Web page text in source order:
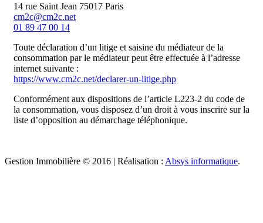
14 rue Saint Jean 75017 Paris
cm2c@cm2c.net
01 89 47 00 14
Toute déclaration d’un litige et saisine du médiateur de la
consommation par le médiateur peut être effectuée à l’adresse
internet suivante :
https://www.cm2c.net/declarer-un-litige.php
Conformément aux dispositions de l’article L223-2 du code de
la consommation, vous disposez d’un droit à vous inscrire sur la
liste d’opposition au démarchage téléphonique.
Gestion Immobilière © 2016 | Réalisation : Absys informatique.